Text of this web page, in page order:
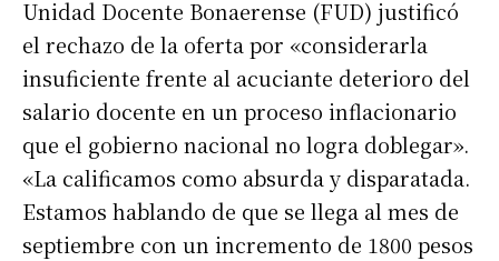
Unidad Docente Bonaerense (FUD) justificó
el rechazo de la oferta por «considerarla
insuficiente frente al acuciante deterioro del
salario docente en un proceso inflacionario
que el gobierno nacional no logra doblegar».
«La calificamos como absurda y disparatada.
Estamos hablando de que se llega al mes de
septiembre con un incremento de 1800 pesos